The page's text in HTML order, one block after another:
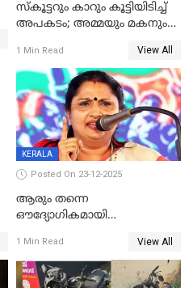
സ്കൂട്ടറും കാറും കൂട്ടിയിടിച്ച്
അപകടം; അമ്മയും മകനും
ഗുരുതരാവസ്ഥയിൽ
1 Min Read View All
KERALA
Posted On 23-12-2025
ആരും തന്നെ
ഔദ്യോഗികമായി
കണ്ടെത്താൻ ഇന്ന് കോർ
കമ്മിറ്റി കൂടിയില്ല';
അതൃപ്തിയുമായി ദീപ്തി മേരി
1 Min Read View All